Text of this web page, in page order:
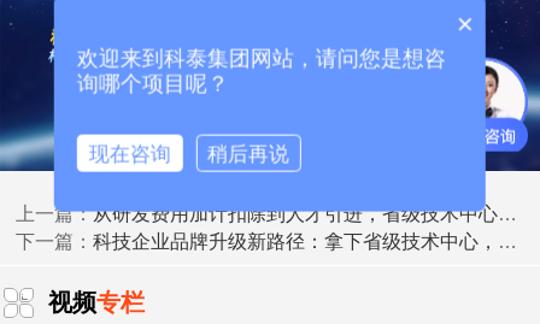
技术中心企业可优先加入产业技术联盟、创新孵化器，
获取行业前沿动态;
例如：合肥的量子信息产业联盟，优先吸纳省级技术中
心企业参与标准制定。
三、成果转化：从实验室到市场的“最后一公里”突破
1. 中试基地与产业化补贴
多地政府对技术中心企业的中试生产线提供最高1000万
上一篇：从研发费用加计扣除到人才引进，省级技术中心如何为企业“降本增效”？
下一篇：科技企业品牌升级新路径：拿下省级技术中心，客户信任度提升70%？
视频专栏
×
欢迎来到科泰集团网站，请问您是想咨
询哪个项目呢？
现在咨询 稍后再说